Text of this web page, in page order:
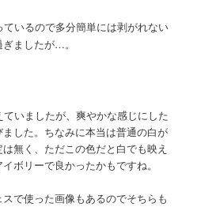
いるので多分簡単には剥がれない
ましたが…。
いましたが、爽やかな感じにした
した。ちなみに本当は普通の白が
無く、ただこの色だと白でも映え
ボリーで良かったかもですね。
で使った画像もあるのでそちらも